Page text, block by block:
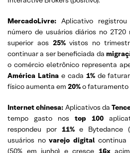
MercadoLivre: Aplicativo
número de usuários diários no
superior aos 25%vistos no
continuar a ser beneficiada da
o comércio eletrônico representa
América Latinae cada 1%de
físico aumenta em 20%o faturamento
Internet chinesa: Aplicativos da
tempo gasto nos top 100
respondeu por 11%e Bytedance (
usuários novarejo digital continua
(50% em junho) e cresce 16x